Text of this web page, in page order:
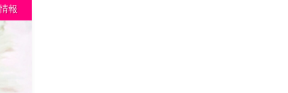
報